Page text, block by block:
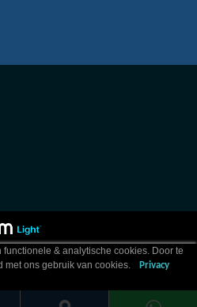
& analytische cookies. Door te
met ons gebruik van cookies.
Privacy